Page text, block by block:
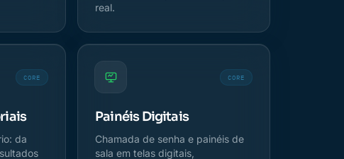
real.
CORE
da
CORE
Painéis Digitais
Chamada de senha e painéis de
sala em telas digitais,